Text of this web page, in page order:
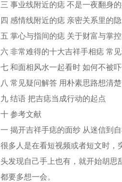
三 事业线附近的痣 不是一夜翻身
四 感情线附近的痣 亲密关系里的
五 掌心与指间的痣 关于财富与掌
六 非常难得的十大吉祥手相痣 常
七 和面相风水一起看时 如何不被
八 常见疑问解答 用朴素思路想清楚
九 结语 把吉痣当成行动的起点
十 参考文献
一 揭开吉祥手痣的面纱 从迷信到
很多人是在看短视频或者短文时，
头发现自己手上也有，就开始胡思
都要多想一会。